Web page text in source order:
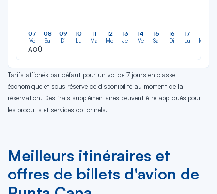
07
Ve
AOÛ
08
Sa
09
Di
10
Lu
11
Ma
12
Me
13
Je
14
Ve
15
Sa
16
Di
17
Lu
18
Ma
Tarifs affichés par défaut pour un vol de 7 jours en classe
économique et sous réserve de disponibilité au moment de la
réservation. Des frais supplémentaires peuvent être appliqués pour
les produits et services optionnels.
Meilleurs itinéraires et
offres de billets d'avion de